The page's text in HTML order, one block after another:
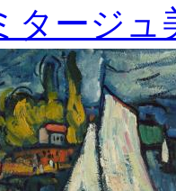
タージュ